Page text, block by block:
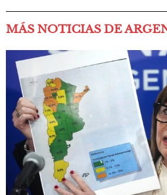
MÁS NOTICIAS DE